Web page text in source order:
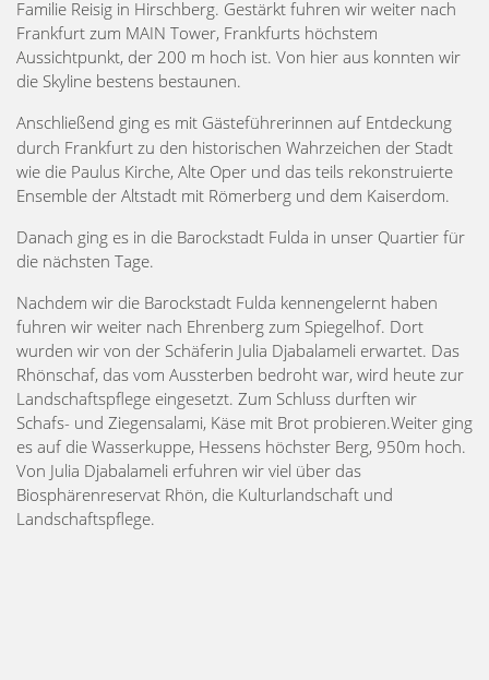
Familie Reisig in Hirschberg. Gestärkt fuhren wir weiter nach
Frankfurt zum MAIN Tower, Frankfurts höchstem
Aussichtpunkt, der 200 m hoch ist. Von hier aus konnten wir
die Skyline bestens bestaunen.
Anschließend ging es mit Gästeführerinnen auf Entdeckung
durch Frankfurt zu den historischen Wahrzeichen der Stadt
wie die Paulus Kirche, Alte Oper und das teils rekonstruierte
Ensemble der Altstadt mit Römerberg und dem Kaiserdom.
Danach ging es in die Barockstadt Fulda in unser Quartier für
die nächsten Tage.
Nachdem wir die Barockstadt Fulda kennengelernt haben
fuhren wir weiter nach Ehrenberg zum Spiegelhof. Dort
wurden wir von der Schäferin Julia Djabalameli erwartet. Das
Rhönschaf, das vom Aussterben bedroht war, wird heute zur
Landschaftspflege eingesetzt. Zum Schluss durften wir
Schafs- und Ziegensalami, Käse mit Brot probieren.Weiter ging
es auf die Wasserkuppe, Hessens höchster Berg, 950m hoch.
Von Julia Djabalameli erfuhren wir viel über das
Biosphärenreservat Rhön, die Kulturlandschaft und
Landschaftspflege.